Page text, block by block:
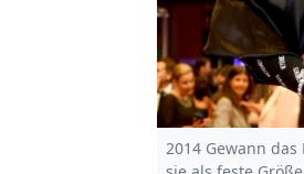
2014 Gewann